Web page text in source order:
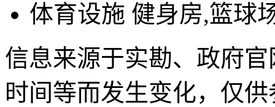
体育设施 健身房,篮球
信息来源于实勘、政府
时间等而发生变化，仅